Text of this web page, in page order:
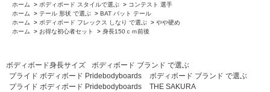
ホーム
> ボディボード スタイルで選ぶ > コンテスト 選手
ホーム
> テール 形状 で選ぶ > BAT バット テール
ホーム
> ボディボード フレックス しなり で選ぶ > やや硬め
ホーム
> お得な初心者セット > 身長150ｃｍ前後
ボディボード身長サイズ
ボディボード ブランド で選ぶ
プライド ボディボード Pridebodyboards
ボディボード ブランド で選ぶ
プライド ボディボード Pridebodyboards
THE SAKURA